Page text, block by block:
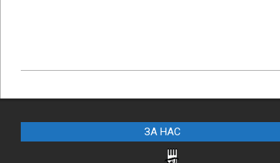
05-
ЗА НАС